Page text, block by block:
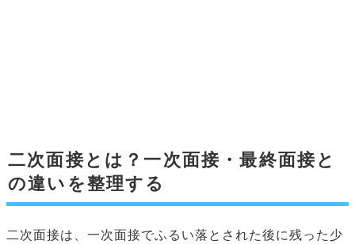
二次面接とは？一次面接・最終面接と
の違いを整理する
二次面接は、一次面接でふるい落とされた後に残った少